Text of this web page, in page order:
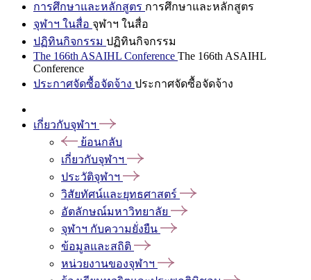
การศึกษาและหลักสูตร การศึกษาและหลักสูตร
จุฬาฯ ในสื่อ จุฬาฯ ในสื่อ
ปฏิทินกิจกรรม ปฏิทินกิจกรรม
The 166th ASAIHL Conference The 166th ASAIHL
Conference
ประกาศจัดซื้อจัดจ้าง ประกาศจัดซื้อจัดจ้าง
เกี่ยวกับจุฬาฯ
ย้อนกลับ
เกี่ยวกับจุฬาฯ
ประวัติจุฬาฯ
วิสัยทัศน์และยุทธศาสตร์
อัตลักษณ์มหาวิทยาลัย
จุฬาฯ กับความยั่งยืน
ข้อมูลและสถิติ
หน่วยงานของจุฬาฯ